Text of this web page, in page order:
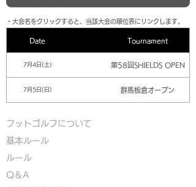
​・大会名をクリックすると、当該大会の順位表にリンクします。
Date Tournament
7月4日(土) 第58回SHIELDS OPEN
7月5日(日) 群馬板倉オープン
フットゴルフについて
基本ルール
ルール
Q＆A